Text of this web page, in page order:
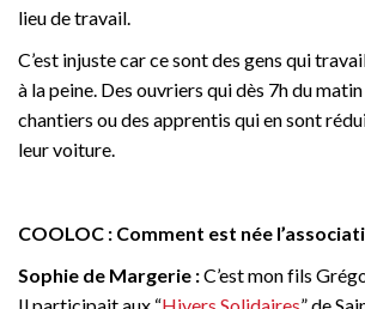
lieu de travail.
C’est injuste car ce sont des gens qui
à la peine. Des ouvriers qui dès 7h du
chantiers ou des apprentis qui en sont
leur voiture.
COOLOC : Comment est née
Sophie de Margerie :C’est mon fils